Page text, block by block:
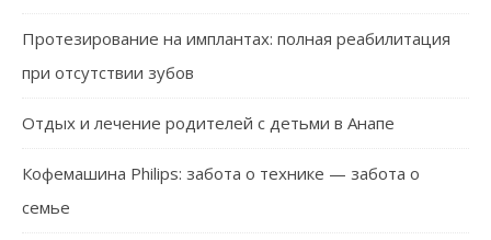
Протезирование на имплантах: полная реабилитация
при отсутствии зубов
Отдых и лечение родителей с детьми в Анапе
Кофемашина Philips: забота о технике — забота о
семье